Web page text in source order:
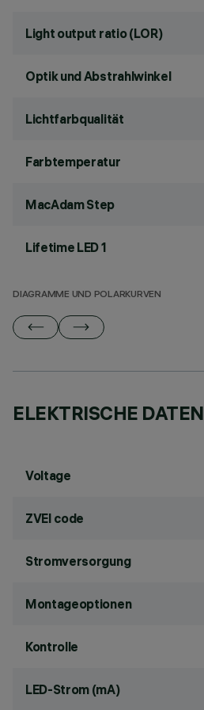
Light output ratio (LOR)
Optik und Abstrahlwinkel
Lichtfarbqualität
Farbtemperatur
MacAdam Step
Lifetime LED 1
DIAGRAMME UND POLARKURVEN
ELEKTRISCHE DATEN
Voltage
ZVEI code
Stromversorgung
Montageoptionen
Kontrolle
LED-Strom (mA)